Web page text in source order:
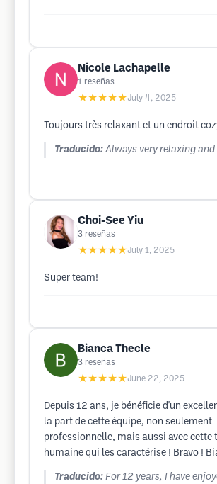
Nicole Lachapelle
1 reseñas
★★★★★July 4, 2025
Toujours très relaxant et un endroit
Traducido: Always very relaxing and
Choi-See Yiu
3 reseñas
★★★★★July 1, 2025
Super team!
Bianca Thecle
3 reseñas
★★★★★June 22, 2025
Depuis 12 ans, je bénéficie d'un
la part de cette équipe, non seulement
professionnelle, mais aussi avec cette
humaine qui les caractérise ! Bravo !
Traducido: For 12 years, I have